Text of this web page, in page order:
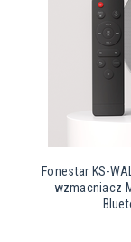
Fonestar KS-
wzmacniacz